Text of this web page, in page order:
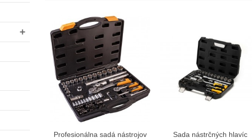
Zobraziť viac
Profesionálna sadá nástrojov
Zobraziť viac
Sada nástrčných hlavíc